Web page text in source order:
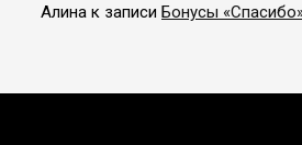
Алина к записи Бонусы